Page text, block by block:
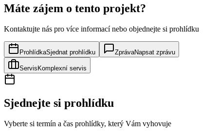
Máte zájem o tento projekt?
Kontaktujte nás pro více informací nebo objednejte si prohlídku
ProhlídkaSjednat prohlídku ZprávaNapsat zprávu
Servis Komplexní servis
Sjednejte si prohlídku
Vyberte si termín a čas prohlídky, který Vám vyhovuje